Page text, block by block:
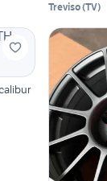
Treviso(TV)